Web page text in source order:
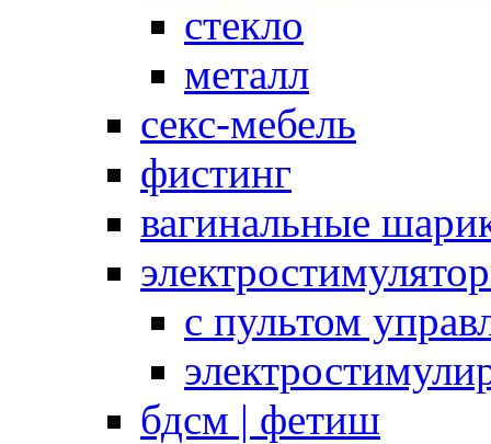
стекло
металл
секс-мебель
фистинг
вагинальные
с пультом
бдсм | фетиш